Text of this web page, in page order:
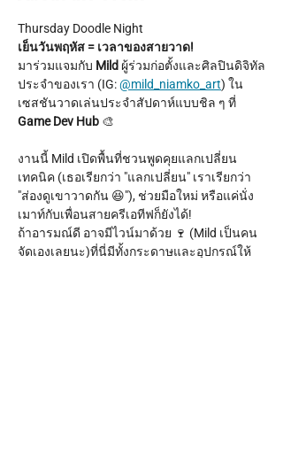
Thursday Doodle Night
เย็นวันพฤหัส = เวลาของสายวาด!
มาร่วมแจมกับ Mild ผู้ร่วมก่อตั้งและศิลปินดิจิทัล
ประจำของเรา (IG: @mild_niamko_art) ใน
เซสชันวาดเล่นประจำสัปดาห์แบบชิล ๆ ที่
Game Dev Hub 🎨
งานนี้ Mild เปิดพื้นที่ชวนพูดคุยแลกเปลี่ยน
เทคนิค (เธอเรียกว่า "แลกเปลี่ยน" เราเรียกว่า
"ส่องดูเขาวาดกัน 😆"), ช่วยมือใหม่ หรือแค่นั่ง
เมาท์กับเพื่อนสายครีเอทีฟก็ยังได้!
ถ้าอารมณ์ดี อาจมีไวน์มาด้วย 🍷 (Mild เป็นคน
จัดเองเลยนะ)ที่นี่มีทั้งกระดาษและอุปกรณ์ให้